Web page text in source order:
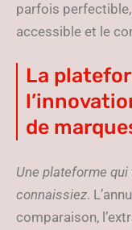
parfois
accessible et le
La
de
Une plateforme
connaissiez.
comparaison,